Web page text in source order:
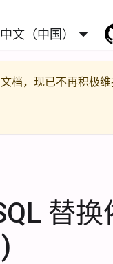
中文（中国）
档，现已不再积极维
替换